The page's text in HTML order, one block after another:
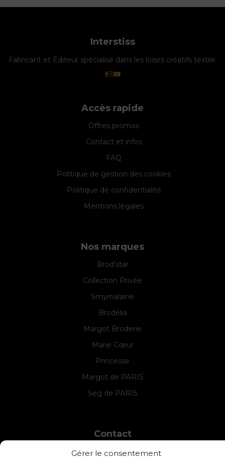
Gérer le consentement
Interstiss
Fabricant et Éditeur spécialisé dans les loisirs créatifs textile.
Accès rapide
Offres promos
Contact et infos
FAQ
Politique de gestion des cookies
Politique de confidentialité
Mentions légales
Nos marques
Brod'star
Collection Privée
Smyrnalaine
Brodélia
Margot Broderie
Marie Cœur
Princesse
Margot de PARIS
Seg de PARIS
Contact
INTERSTISS